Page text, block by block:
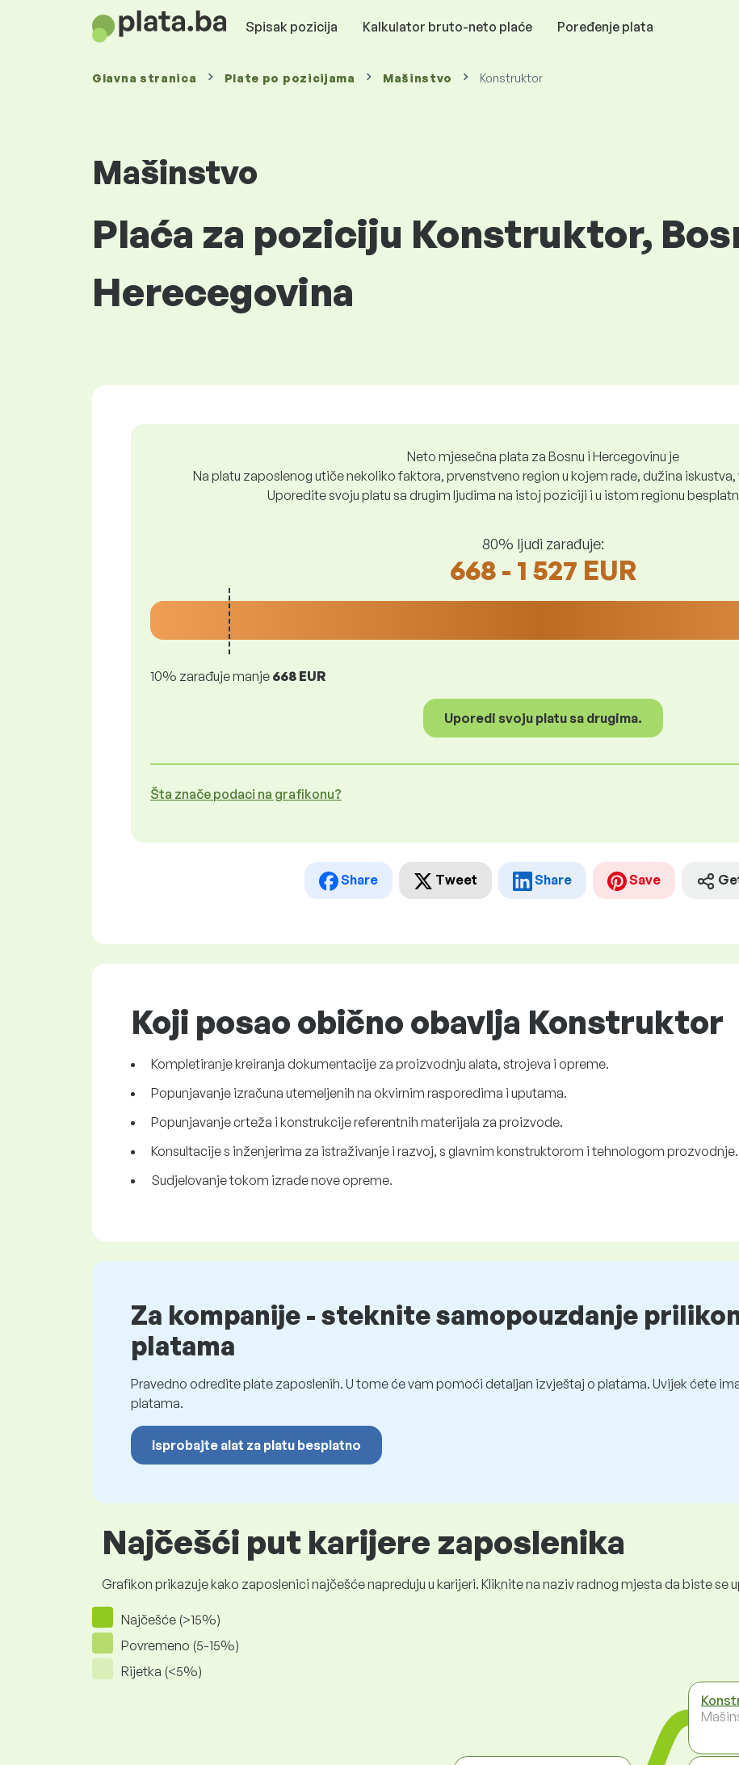
Spisak pozicija Kalkulator bruto-neto plaće Poređenje plata
Glavna stranica Plate po pozicijama Mašinstvo Konstruktor
Mašinstvo
Plaća za poziciju Konstruktor,
Herecegovina
Neto mjesečna plata za Bosnu i Hercegovinu je
Na platu zaposlenog utiče nekoliko faktora, prvenstveno region u kojem rade, dužina
Uporedite svoju platu sa drugim ljudima na istoj poziciji i u istom regionu
80% ljudi zarađuje:
668 - 1 527 EUR
10% zarađuje manje 668 EUR
Uporedi svoju platu sa drugima.
Šta znače podaci na grafikonu?
Share Tweet Share Save
Koji posao obično obavlja Konstruktor
Kompletiranje kreiranja dokumentacije za proizvodnju alata, strojeva i opreme.
Popunjavanje izračuna utemeljenih na okvirnim rasporedima i uputama.
Popunjavanje crteža i konstrukcije referentnih materijala za proizvode.
Konsultacije s inženjerima za istraživanje i razvoj, s glavnim konstruktorom i tehnologom prozvodnje.
Sudjelovanje tokom izrade nove opreme.
Za kompanije - steknite samopouzdanje
platama
Pravedno odredite plate zaposlenih. U tome će vam pomoći detaljan izvještaj o platama. Uvijek ćete
platama.
Isprobajte alat za platu besplatno
Najčešći put karijere zaposlenika
Grafikon prikazuje kako zaposlenici najčešće napreduju u karijeri. Kliknite na naziv radnog mjesta da biste se
Najčešće (>15%)
Povremeno (5-15%)
Rijetka (<5%)